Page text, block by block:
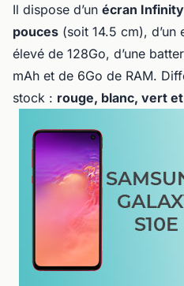
Il dispose d’un écran
pouces (soit 14.5 cm),
élevé de 128Go, d’une
mAh et de 6Go de RAM.
stock : rouge, blanc, vert